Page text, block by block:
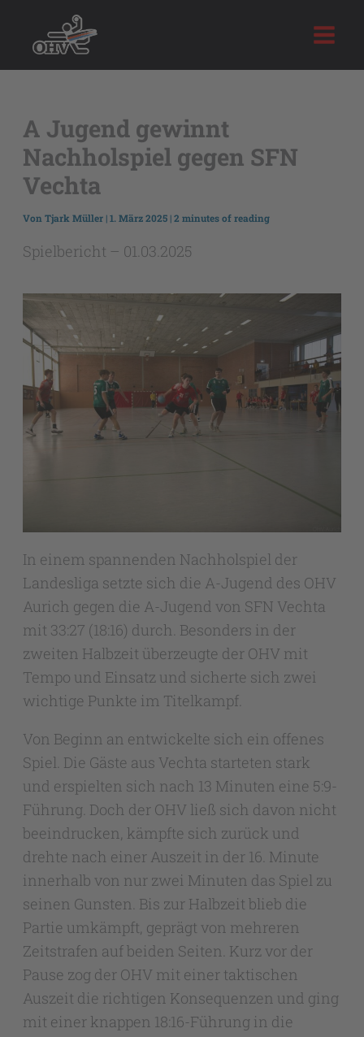
springen
A Jugend gewinnt
Nachholspiel gegen SFN
Vechta
VonTjark Müller |1. März 2025 |2 minutes of reading
Spielbericht – 01.03.2025
In einem spannenden Nachholspiel der
Landesliga setzte sich die A-Jugend des OHV
Aurich gegen die A-Jugend von SFN Vechta
mit 33:27 (18:16) durch. Besonders in der
zweiten Halbzeit überzeugte der OHV mit
Tempo und Einsatz und sicherte sich zwei
wichtige Punkte im Titelkampf.
Von Beginn an entwickelte sich ein offenes
Spiel. Die Gäste aus Vechta starteten stark
und erspielten sich nach 13 Minuten eine 5:9-
Führung. Doch der OHV ließ sich davon nicht
beeindrucken, kämpfte sich zurück und
drehte nach einer Auszeit in der 16. Minute
innerhalb von nur zwei Minuten das Spiel zu
seinen Gunsten. Bis zur Halbzeit blieb die
Partie umkämpft, geprägt von mehreren
Zeitstrafen auf beiden Seiten. Kurz vor der
Pause zog der OHV mit einer taktischen
Auszeit die richtigen Konsequenzen und ging
mit einer knappen 18:16-Führung in die